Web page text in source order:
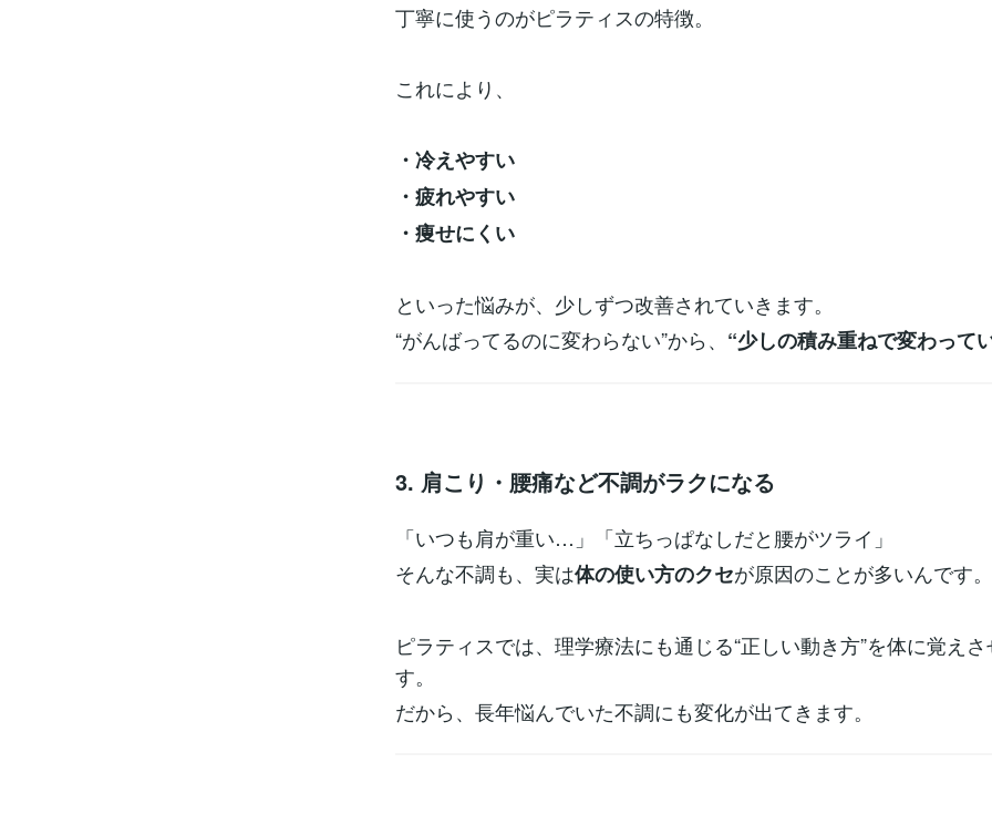
丁寧に使うのがピラティスの特徴。
これにより、
・冷えやすい
・疲れやすい
・痩せにくい
といった悩みが、少しずつ改善されていきます。
“がんばってるのに変わらない”から、 “少しの積み重ねで変わって
3. 肩こり・腰痛など不調がラクになる
「いつも肩が重い…」「立ちっぱなしだと腰がツライ」
そんな不調も、実は体の使い方のクセが原因のことが多いんです。
ピラティスでは、理学療法にも通じる“正しい動き方”を体に覚えさ
す。
だから、長年悩んでいた不調にも変化が出てきます。